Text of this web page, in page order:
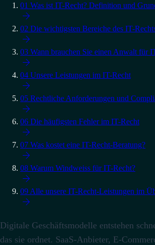
01 Was ist IT-Recht? Definition und

02 Die wichtigsten Bereiche des IT-

03 Wann brauchen Sie einen Anwalt für

04 Unsere Leistungen im IT-Recht

05 Rechtliche Anforderungen und

06 Die häufigsten Fehler im IT-Recht

07 Was kostet eine IT-Recht-Beratung?

08 Warum Windweiss für IT-Recht?

09 Alle unsere IT-Recht-Leistungen im

Digitale Geschäftsmodelle entstehen
das sie ordnet. SaaS-Anbieter, E-